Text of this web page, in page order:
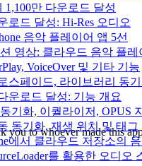
1,100만 다운로드 달성
로드 달성: Hi-Res 오디오
음악 플레이어 앱 5선
영상: 클라우드 음악 플레
VoiceOver 및 기타 기능
스페이드, 라이브러리 동
운로드 달성: 기능 개요
기화, 이퀄라이저, OPUS
동기화, 재생 위치 및 태그
에서 클라우드 저장소의
를 활용한 오디오
you to whoever made this
alla volta non è possibile